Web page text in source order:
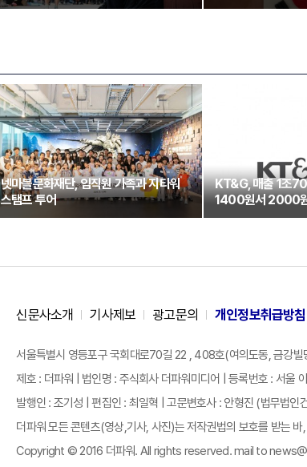
넷마블문화재단, 임직원 가족과 지타워
스탬프 투어
KT&G, 매출 1조
1400원서 2000
신문사소개 기사제보 광고문의 개인정보취급방침
서울특별시 영등포구 국회대로70길 22 , 408호(여의도동, 금
제호 : 더파워 | 법인명 : 주식회사 더파워미디어 | 등록번호 : 서
발행인 : 조기성 | 편집인 : 최일혁 | 고문변호사 : 안형진 (법무법인
더파워 모든 콘텐츠(영상,기사, 사진)는 저작권법의 보호를 받는
Copyright © 2016 더파워. All rights reserved. mail to